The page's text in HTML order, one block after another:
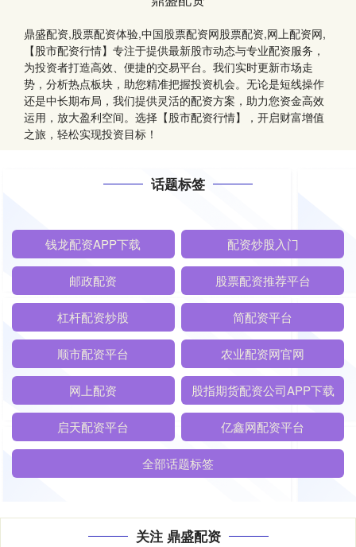
鼎盛配资,股票配资体验,中国股票配资网股票配资,网上配资网,
【股市配资行情】专注于提供最新股市动态与专业配资服务，
为投资者打造高效、便捷的交易平台。我们实时更新市场走
势，分析热点板块，助您精准把握投资机会。无论是短线操作
还是中长期布局，我们提供灵活的配资方案，助力您资金高效
运用，放大盈利空间。选择【股市配资行情】，开启财富增值
之旅，轻松实现投资目标！
话题标签
钱龙配资APP下载 配资炒股入门
邮政配资 股票配资推荐平台
杠杆配资炒股 简配资平台
顺市配资平台 农业配资网官网
网上配资 股指期货配资公司APP下载
启天配资平台 亿鑫网配资平台
全部话题标签
关注 鼎盛配资